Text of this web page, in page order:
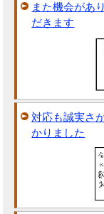
また機会があ
だきます
対応も誠実さ
かりました